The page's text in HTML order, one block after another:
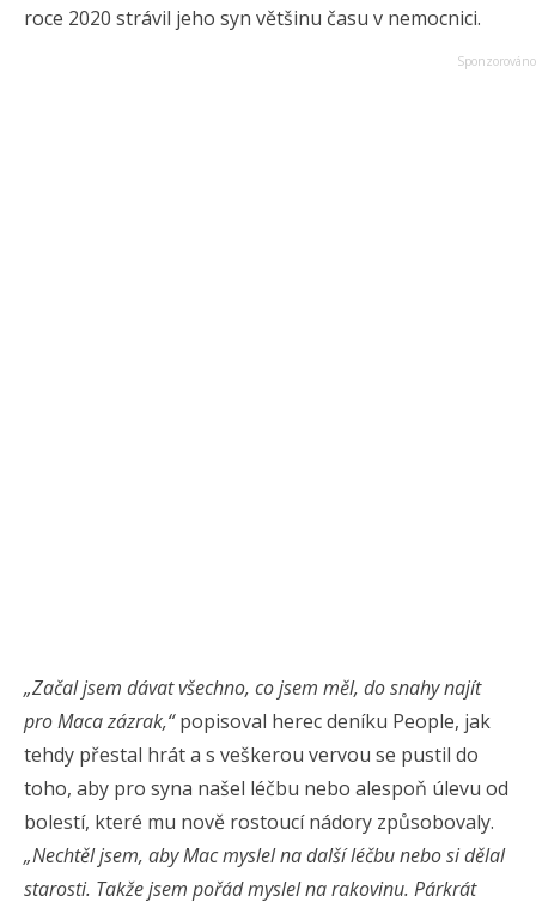
roce 2020 strávil jeho syn většinu času v nemocnici.
„Začal jsem dávat všechno, co jsem měl, do snahy najít
pro Maca zázrak,“popisoval herec deníku People, jak
tehdy přestal hrát a s veškerou vervou se pustil do
toho, aby pro syna našel léčbu nebo alespoň úlevu od
bolestí, které mu nově rostoucí nádory způsobovaly.
„Nechtěl jsem, aby Mac myslel na další léčbu nebo si dělal
starosti. Takže jsem pořád myslel na rakovinu. Párkrát